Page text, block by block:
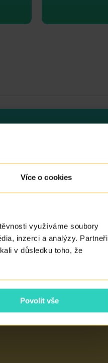
Více o cookies
využíváme soubory
inzerci a analýzy. Partneři
v důsledku toho, že
Povolit vše